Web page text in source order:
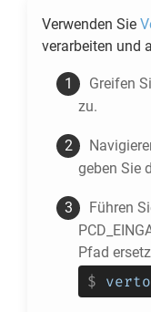
Verwenden Sie
verarbeiten und
Greifen
zu.
geben Sie
Führen
Pfad
$